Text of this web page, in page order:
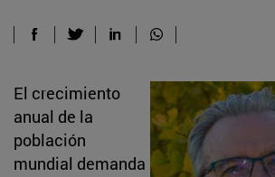
El crecimiento
anual de la
población
mundial demanda